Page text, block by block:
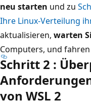
neu starten und zu
Ihre Linux-Verteilung
aktualisieren, warten
Computers, und
Schritt 2 :
von WSL 2